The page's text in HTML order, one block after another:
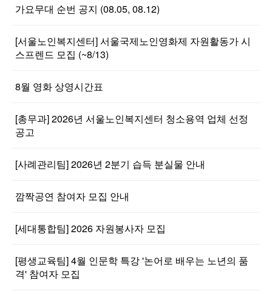
가요무대 순번 공지 (08.05, 08.12)
[서울노인복지센터] 서울국제노인영화제 자원활동가 시
스프렌드 모집 (~8/13)
8월 영화 상영시간표
[총무과] 2026년 서울노인복지센터 청소용역 업체 선정
공고
[사례관리팀] 2026년 2분기 습득 분실물 안내
깜짝공연 참여자 모집 안내
[세대통합팀] 2026 자원봉사자 모집
[평생교육팀] 4월 인문학 특강 '논어로 배우는 노년의 품
격' 참여자 모집